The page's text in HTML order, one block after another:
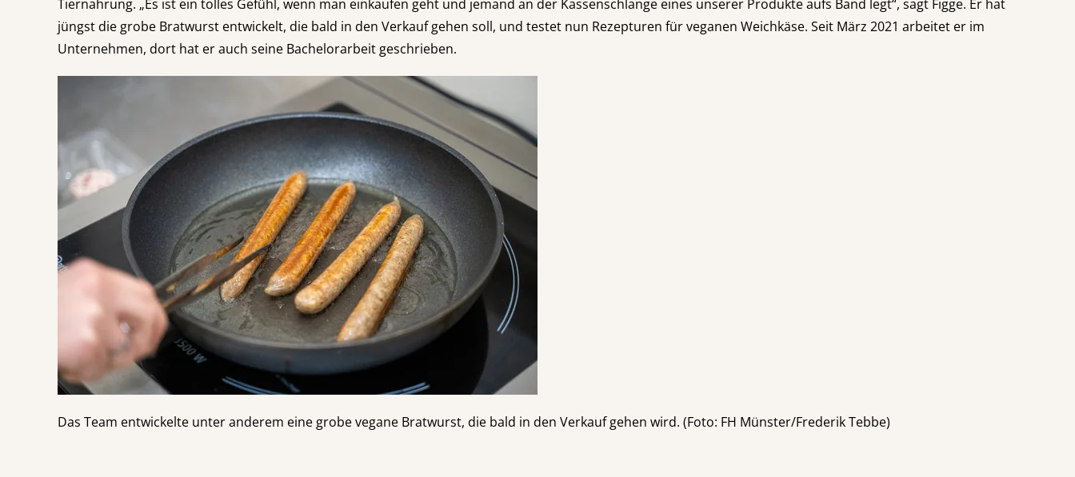
Tiernahrung. „Es ist ein tolles Gefühl, wenn man einkaufen geht und jemand an der Kassenschlange eines unserer Produkte aufs Band legt“, sagt Figge. Er hat
jüngst die grobe Bratwurst entwickelt, die bald in den Verkauf gehen soll, und testet nun Rezepturen für veganen Weichkäse. Seit März 2021 arbeitet er im
Unternehmen, dort hat er auch seine Bachelorarbeit geschrieben.
Das Team entwickelte unter anderem eine grobe vegane Bratwurst, die bald in den Verkauf gehen wird. (Foto: FH Münster/Frederik Tebbe)